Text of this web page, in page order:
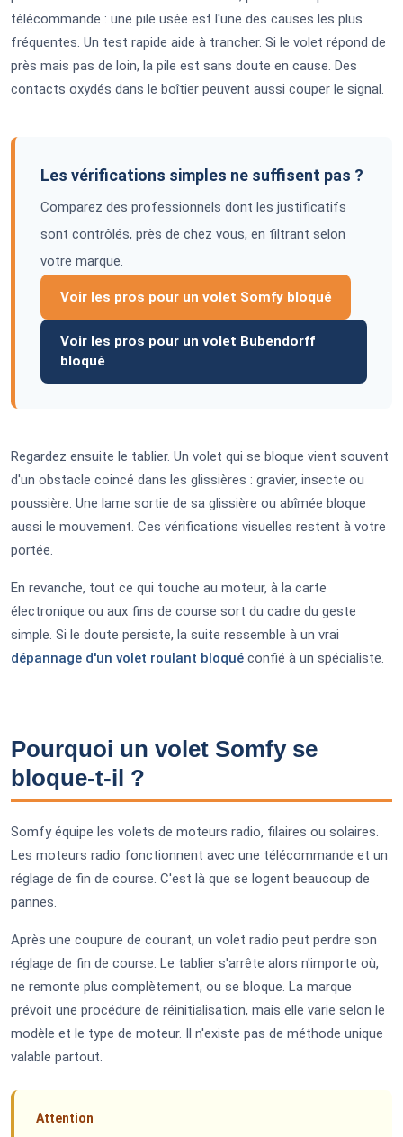
télécommande : une pile usée est l'une des causes les plus
fréquentes. Un test rapide aide à trancher. Si le volet répond de
près mais pas de loin, la pile est sans doute en cause. Des
contacts oxydés dans le boîtier peuvent aussi couper le signal.
Les vérifications simples ne suffisent pas ?
Comparez des professionnels dont les justificatifs
sont contrôlés, près de chez vous, en filtrant selon
votre marque.
Voir les pros pour un volet Somfy bloqué
Voir les pros pour un volet Bubendorff
bloqué
Regardez ensuite le tablier. Un volet qui se bloque vient souvent
d'un obstacle coincé dans les glissières : gravier, insecte ou
poussière. Une lame sortie de sa glissière ou abîmée bloque
aussi le mouvement. Ces vérifications visuelles restent à votre
portée.
En revanche, tout ce qui touche au moteur, à la carte
électronique ou aux fins de course sort du cadre du geste
simple. Si le doute persiste, la suite ressemble à un vrai
dépannage d'un volet roulant bloqué confié à un spécialiste.
Pourquoi un volet Somfy se
bloque-t-il ?
Somfy équipe les volets de moteurs radio, filaires ou solaires.
Les moteurs radio fonctionnent avec une télécommande et un
réglage de fin de course. C'est là que se logent beaucoup de
pannes.
Après une coupure de courant, un volet radio peut perdre son
réglage de fin de course. Le tablier s'arrête alors n'importe où,
ne remonte plus complètement, ou se bloque. La marque
prévoit une procédure de réinitialisation, mais elle varie selon le
modèle et le type de moteur. Il n'existe pas de méthode unique
valable partout.
Attention